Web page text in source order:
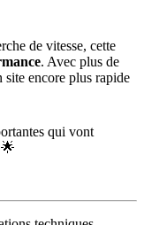
de vitesse, cette
. Avec plus de
site encore plus rapide
qui vont